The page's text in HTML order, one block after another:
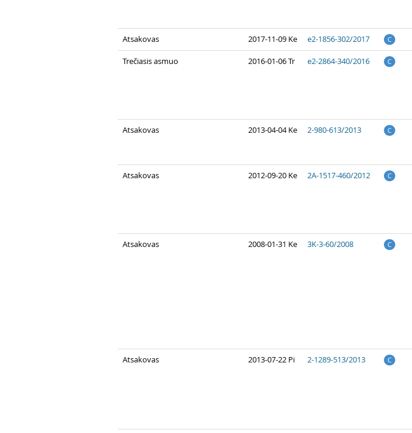
Atsakovas 2017-11-09 Ke e2-1856-302/2017 C
Trečiasis asmuo 2016-01-06 Tr e2-2864-340/2016 C
Atsakovas 2013-04-04 Ke 2-980-613/2013 C
Atsakovas 2012-09-20 Ke 2A-1517-460/2012 C
Atsakovas 2008-01-31 Ke 3K-3-60/2008 C
Atsakovas 2013-07-22 Pi 2-1289-513/2013 C